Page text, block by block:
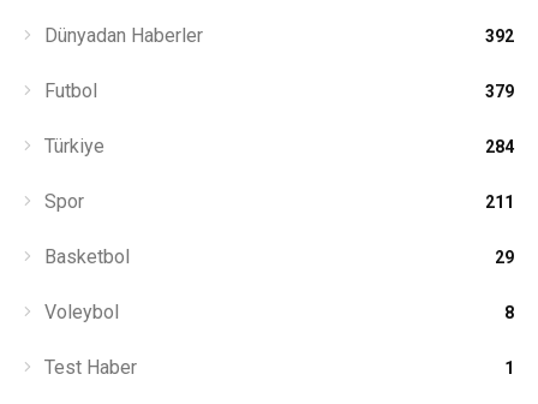
Dünyadan Haberler 392
Futbol 379
Türkiye 284
Spor 211
Basketbol 29
Voleybol 8
Test Haber 1